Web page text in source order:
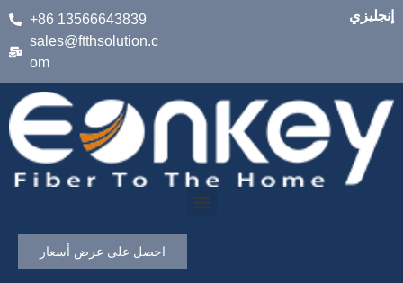
+86 13566643839
sales@ftthsolution.c
om
إنجليزي
احصل على عرض أسعار